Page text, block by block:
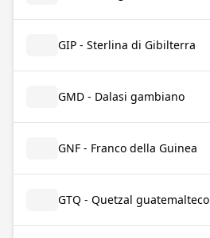
GIP - Sterlina di Gibilterra
GMD - Dalasi gambiano
GNF - Franco della Guinea
GTQ - Quetzal guatemalteco